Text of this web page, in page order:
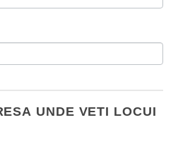
UNDE VETI LOCUI